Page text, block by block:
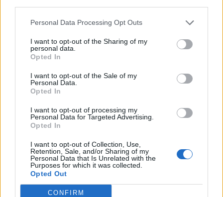
Personal Data Processing Opt Outs
I want to opt-out of the Sharing of my
personal data.
Opted In
I want to opt-out of the Sale of my
Personal Data.
Opted In
I want to opt-out of processing my
Personal Data for Targeted Advertising.
Opted In
I want to opt-out of Collection, Use,
Retention, Sale, and/or Sharing of my
Personal Data that Is Unrelated with the
Purposes for which it was collected.
Opted Out
CONFIRM
παρακάτω και βλέπουμε έναν εαυτό
νέο και καινούργιο. Όπως συμβαίνει
αυτό με όλους τους ανθρώπους, έτσι
Δεν κατέχω το μυστικό του κράτους.
Όλοι άνθρωποι αντιμετωπίζουμε
κάποιες συνθήκες της ζωής με τον
ίδιο τρόπο», απάντησε η Ελεονώρα
Ζουγανέλη με αφορμή τον χωρισμό
της.